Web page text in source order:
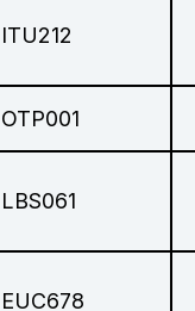
ITU212
OTP001
LBS061
EUC678